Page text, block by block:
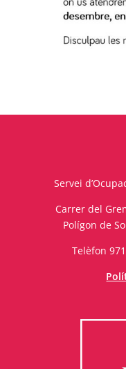
Servei
Carrer del
Polígon de
Telèfon